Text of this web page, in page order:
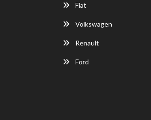
Fiat
Volkswagen
Renault
Ford